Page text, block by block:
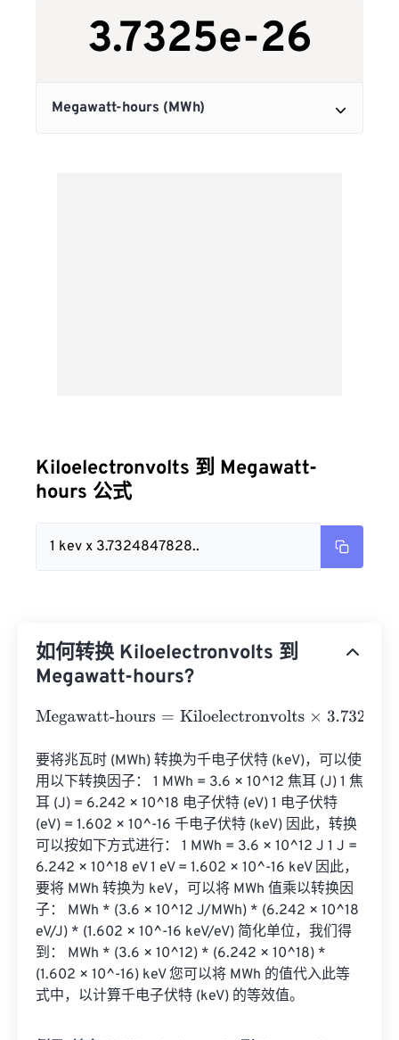
Kiloelectronvolts 到 Megawatt-
hours 公式
1 kev x 3.7324847828..
如何转换 Kiloelectronvolts 到
Megawatt-hours?
Megawatt-hours=Kiloelectronvolts×
要将兆瓦时 (MWh) 转换为千电子伏特 (keV)，可以使
用以下转换因子： 1 MWh = 3.6 × 10^12 焦耳 (J) 1 焦
耳 (J) = 6.242 × 10^18 电子伏特 (eV) 1 电子伏特
(eV) = 1.602 × 10^-16 千电子伏特 (keV) 因此，转换
可以按如下方式进行： 1 MWh = 3.6 × 10^12 J 1 J =
6.242 × 10^18 eV 1 eV = 1.602 × 10^-16 keV 因此，
要将 MWh 转换为 keV，可以将 MWh 值乘以转换因
子： MWh * (3.6 × 10^12 J/MWh) * (6.242 × 10^18
eV/J) * (1.602 × 10^-16 keV/eV) 简化单位，我们得
到： MWh * (3.6 × 10^12) * (6.242 × 10^18) *
(1.602 × 10^-16) keV 您可以将 MWh 的值代入此等
式中，以计算千电子伏特 (keV) 的等效值。